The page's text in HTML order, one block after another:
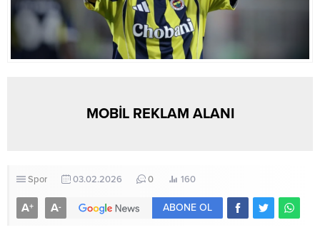
MOBİL REKLAM ALANI
Spor 03.02.2026 0 160
A+ A- ABONE OL